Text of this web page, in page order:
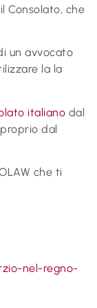
Consolato, che
un avvocato
la la
italiano dal
dal
che ti
nel-regno-